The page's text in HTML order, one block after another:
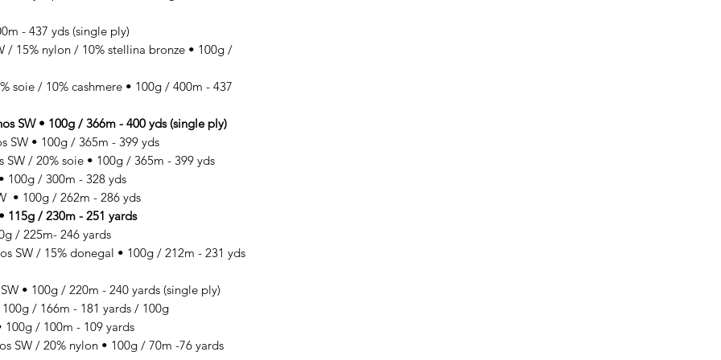
- 437 yds (single ply)
/ 15% nylon / 10% stellina bronze • 100g /
soie / 10% cashmere • 100g / 400m - 437
SW • 100g / 366m - 400 yds (single ply)
SW • 100g / 365m - 399 yds
/ 20% soie • 100g / 365m - 399 yds
100g / 300m - 328 yds
• 100g / 262m - 286 yds
115g / 230m - 251 yards
/ 225m- 246 yards
SW / 15% donegal • 100g / 212m - 231 yds
• 100g / 220m - 240 yards (single ply)
/ 166m - 181 yards / 100g
100g / 100m - 109 yards
SW / 20% nylon • 100g / 70m -76 yards